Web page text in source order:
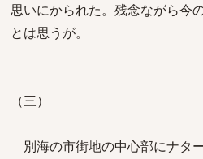
思いにかられた。残念ながら今
とは思うが。
（三）
別海の市街地の中心部にナタ